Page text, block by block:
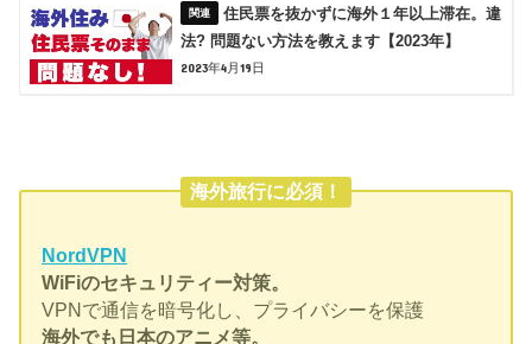
住民票を抜かずに海外１年以上滞在。違
法? 問題ない方法を教えます【2023年】
2023年4月19日
海外旅行に必須！
NordVPN
WiFiのセキュリティー対策。
VPNで通信を暗号化し、プライバシーを保護
海外でも日本のアニメ等。